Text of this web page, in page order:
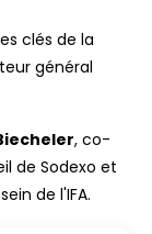
clés de la
général
, co-
de Sodexo et
de l'IFA.